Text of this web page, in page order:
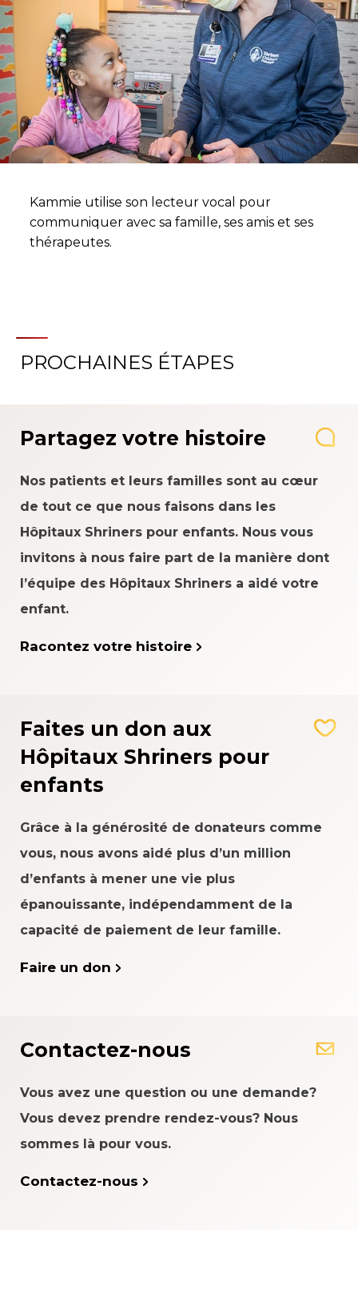
Kammie utilise son lecteur vocal pour
communiquer avec sa famille, ses amis et ses
thérapeutes.
PROCHAINES ÉTAPES
Partagez votre histoire
Nos patients et leurs familles sont au cœur
de tout ce que nous faisons dans les
Hôpitaux Shriners pour enfants. Nous vous
invitons à nous faire part de la manière dont
l’équipe des Hôpitaux Shriners a aidé votre
enfant.
Racontez votre histoire
Faites un don aux
Hôpitaux Shriners pour
enfants
Grâce à la générosité de donateurs comme
vous, nous avons aidé plus d’un million
d’enfants à mener une vie plus
épanouissante, indépendamment de la
capacité de paiement de leur famille.
Faire un don
Contactez-nous
Vous avez une question ou une demande?
Vous devez prendre rendez-vous? Nous
sommes là pour vous.
Contactez-nous